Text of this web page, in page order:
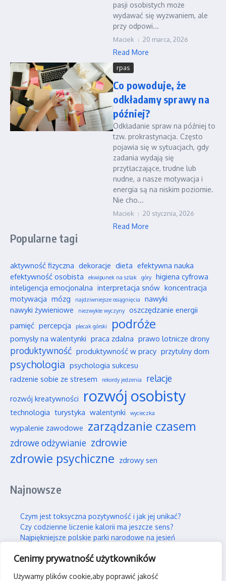
Cenimy prywatność użytkowników
Używamy plików cookie,aby poprawić jakość
pasji osobistych może
wydawać się wyzwaniem, ale
przy odpowi...
Maciek 20 marca, 2026
Read More
rpas
Co powoduje, że
odkładamy sprawy na
później?
Odkładanie spraw na później to
tzw. prokrastynacja. Często
pojawia się w sytuacjach, gdy
zadania wydają się
przytłaczające, trudne lub
nudne, a nasze motywacja i
energia są na niskim poziomie.
Nie cho...
Maciek 20 stycznia, 2026
Read More
Popularne tagi
aktywność fizyczna dekoracje dieta efektywna nauka
efektywność osobista
ekwipunek na szlak góry
higiena cyfrowa
inteligencja emocjonalna interpretacja snów koncentracja
motywacja mózg najdziwniejsze osiągnięcia
nawyki
nawyki żywieniowe
niezwykłe wyczyny
oszczędzanie energii
pamięć percepcja plecak górski podróże
pomysły na walentynki praca zdalna prawo lotnicze drony
produktywność produktywność w pracy przytulny dom
psychologia psychologia sukcesu
radzenie sobie ze stresem
rekordy jedzenia relacje
rozwój kreatywności rozwój osobisty
technologia turystyka walentynki wycieczka
wypalenie zawodowe zarządzanie czasem
zdrowe odżywianie zdrowie
zdrowie psychiczne zdrowy sen
Najnowsze
Czym jest toksyczna pozytywność i jak jej unikać?
Czy codzienne liczenie kalorii ma jeszcze sens?
Najpiękniejsze polskie parki narodowe na jesień
Jak efektywnie i trwale uczyć się nowych rzeczy?